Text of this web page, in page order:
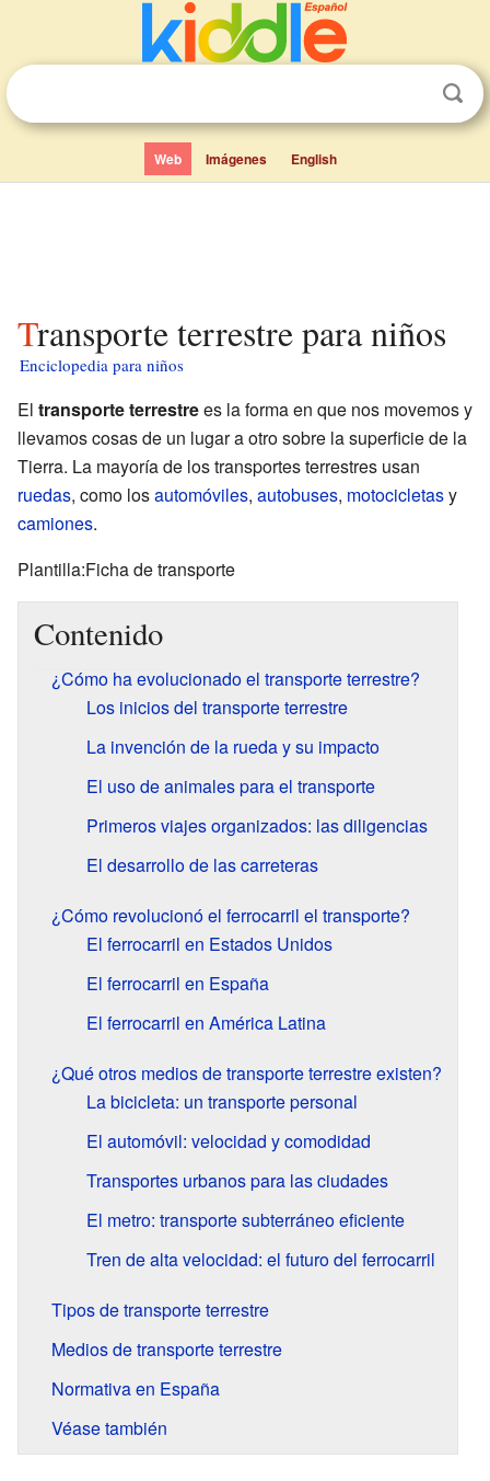
Web Imágenes English
Transporte terrestre para niños
Enciclopedia para niños
El transporte terrestrees la forma en que nos movemos y
llevamos cosas de un lugar a otro sobre la superficie de la
Tierra. La mayoría de los transportes terrestres usan
ruedas, como losautomóviles, autobuses, motocicletasy
camiones.
Plantilla:Ficha de transporte
Contenido
¿Cómo ha evolucionado el transporte terrestre?
Los inicios del transporte terrestre
La invención de la rueda y su impacto
El uso de animales para el transporte
Primeros viajes organizados: las diligencias
El desarrollo de las carreteras
¿Cómo revolucionó el ferrocarril el transporte?
El ferrocarril en Estados Unidos
El ferrocarril en España
El ferrocarril en América Latina
¿Qué otros medios de transporte terrestre existen?
La bicicleta: un transporte personal
El automóvil: velocidad y comodidad
Transportes urbanos para las ciudades
El metro: transporte subterráneo eficiente
Tren de alta velocidad: el futuro del ferrocarril
Tipos de transporte terrestre
Medios de transporte terrestre
Normativa en España
Véase también